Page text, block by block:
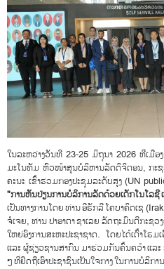
n
ໃນລະຫວ່າງວັນທີ 23-25 ມິຖຸນາ 2026 ທີ່ເມື
ມະໂນທັມ ຫົວໜ້າສູນບໍລິຫານລັດດິຈິຕອນ, ກະຊ
ຄະນະ ເຂົ້າຮ່ວມກອງປະຊຸມລະດັບສູງ (UN
"ການຫັນປ່ຽນການບໍລິການລັດດ້ວຍເຕັກໂນໂລຊີ
ເປັນທາງການໂດຍ ທ່ານ ອີຣັກລີ ໂຄບາຄິດເຊ
ຈໍເຈຍ, ທ່ານ ປາອາຕາ ຊາເລຍ ລັດຖະມົນຕີກະຊ
ໃຫຍ່ອົງການສະຫະປະຊາຊາດ. ໂດຍໄດ້ເຕົ້າໂຮ
ແລະ ຜູ້ຊ່ຽວຊານສາກົນ ມາຮ່ວມກັນຄົ້ນຄວ້າ ແລ
ໆ ທີ່ຢຶດຖືເອົາປະຊາຊົນເປັນໃຈກາງ ໃນການບໍລິກ